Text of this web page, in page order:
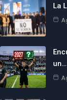
La
un…